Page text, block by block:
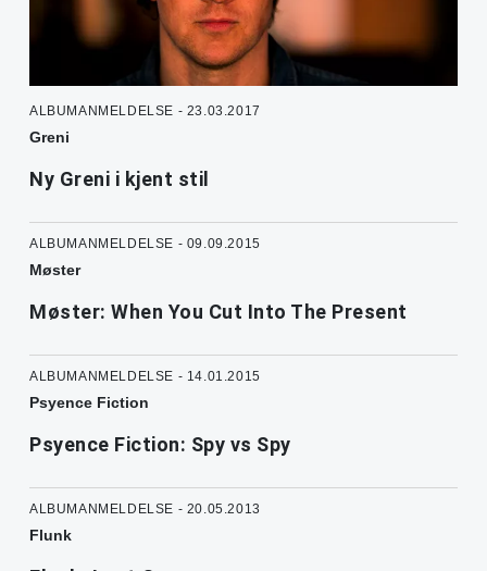
ALBUMANMELDELSE - 23.03.2017
Greni
Ny Greni i kjent stil
ALBUMANMELDELSE - 09.09.2015
Møster
Møster: When You Cut Into The Present
ALBUMANMELDELSE - 14.01.2015
Psyence Fiction
Psyence Fiction: Spy vs Spy
ALBUMANMELDELSE - 20.05.2013
Flunk